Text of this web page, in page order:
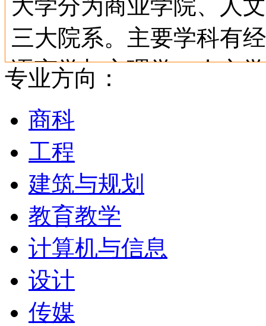
大学分为商业学院、人
三大院系。主要学科有
语言学与心理学、人文
体、激光研究、环境与
等，在国际上享有盛誉。
著名课程包括商务（会
营销等）、语言学、教
（TRANSLATING/
众传媒、酒店管理（
第一，享有盛名；其
专业方向：
商科
工程
建筑与规划
教育教学
计算机与信息
设计
传媒